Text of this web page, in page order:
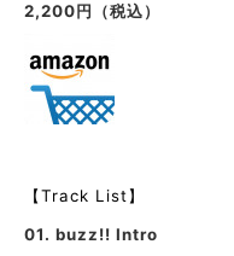
2,200円（税込）
【Track List】
01. buzz!! Intro